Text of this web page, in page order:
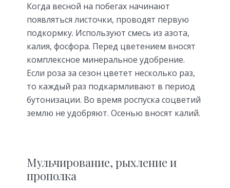
Когда весной на побегах начинают
появляться листочки, проводят первую
подкормку. Используют смесь из азота,
калия, фосфора. Перед цветением вносят
комплексное минеральное удобрение.
Если роза за сезон цветет несколько раз,
то каждый раз подкармливают в период
бутонизации. Во время роспуска соцветий
землю не удобряют. Осенью вносят калий.
Мульчирование, рыхление и
прополка